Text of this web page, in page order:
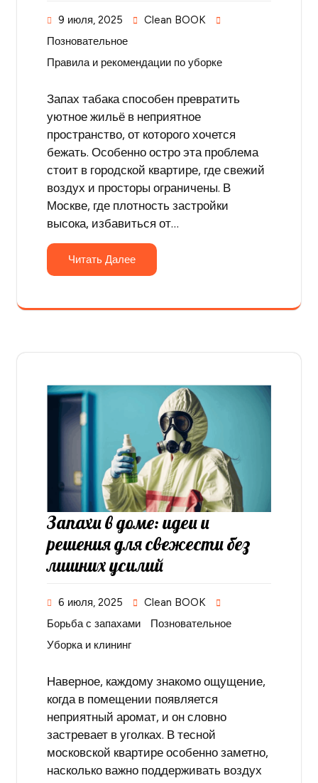
9 июля, 2025
Clean BOOK
Позновательное
Правила и рекомендации по уборке
Запах табака способен превратить
уютное жильё в неприятное
пространство, от которого хочется
бежать. Особенно остро эта проблема
стоит в городской квартире, где свежий
воздух и просторы ограничены. В
Москве, где плотность застройки
высока, избавиться от…
Читать Далее
Запахи в доме: идеи и
решения для свежести без
лишних усилий
6 июля, 2025
Clean BOOK
Борьба с запахами
Позновательное
Уборка и клининг
Наверное, каждому знакомо ощущение,
когда в помещении появляется
неприятный аромат, и он словно
застревает в уголках. В тесной
московской квартире особенно заметно,
насколько важно поддерживать воздух